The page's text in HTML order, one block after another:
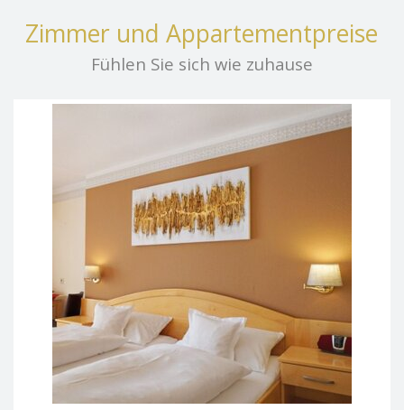
Zimmer und Appartementpreise
Fühlen Sie sich wie zuhause